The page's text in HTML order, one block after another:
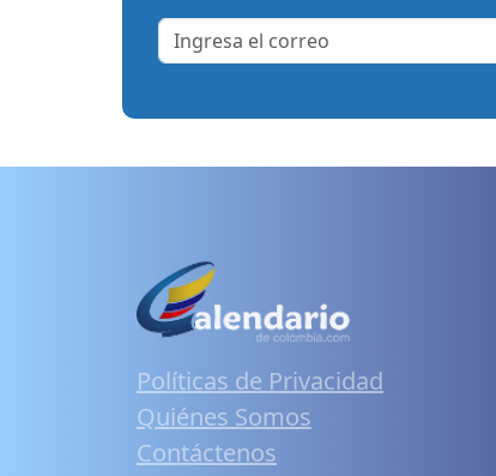
Políticas de Privacidad
Quiénes Somos
Contáctenos